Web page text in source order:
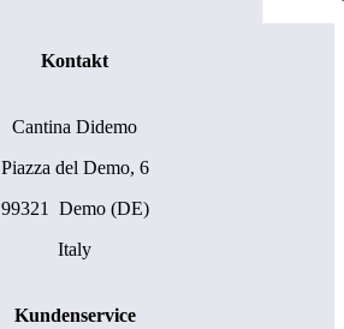
Kontakt
Cantina Didemo
Piazza del Demo, 6
99321 Demo (DE)
Italy
Kundenservice